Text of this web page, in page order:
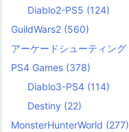
Diablo2-PS5 (124)
GuildWars2 (560)
アーケードシューティング
PS4 Games (378)
Diablo3-PS4 (114)
Destiny (22)
MonsterHunterWorld (277)